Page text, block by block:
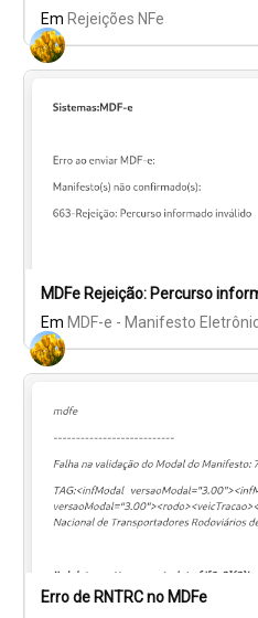
Em Rejeições NFe
MDFe Rejeição: Percurso
Em MDF-e - Manifesto
Erro de RNTRC no MDFe